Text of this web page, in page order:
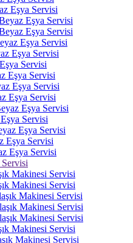
Eşya Servisi
Eşya Servisi
Eşya Servisi
Eşya Servisi
Eşya Servisi
Servisi
Eşya Servisi
Eşya Servisi
Eşya Servisi
Eşya Servisi
Servisi
Eşya Servisi
Eşya Servisi
Eşya Servisi
Makinesi Servisi
Makinesi Servisi
Makinesi Servisi
Makinesi Servisi
Makinesi Servisi
Makinesi Servisi
Makinesi Servisi